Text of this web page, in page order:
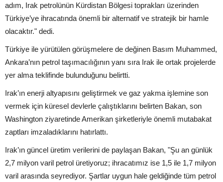
adım, Irak petrolünün Kürdistan Bölgesi toprakları üzerinden
Türkiye’ye ihracatında önemli bir alternatif ve stratejik bir hamle
olacaktır." dedi.
Türkiye ile yürütülen görüşmelere de değinen Basım Muhammed,
Ankara’nın petrol taşımacılığının yanı sıra Irak ile ortak projelerde
yer alma teklifinde bulunduğunu belirtti.
Irak’ın enerji altyapısını geliştirmek ve gaz yakma işlemine son
vermek için küresel devlerle çalıştıklarını belirten Bakan, son
Washington ziyaretinde Amerikan şirketleriyle önemli mutabakat
zaptları imzaladıklarını hatırlattı.
Irak’ın güncel üretim verilerini de paylaşan Bakan, "Şu an günlük
2,7 milyon varil petrol üretiyoruz; ihracatımız ise 1,5 ile 1,7 milyon
varil arasında seyrediyor. Şartlar uygun hale geldiğinde tüm petrol